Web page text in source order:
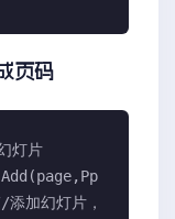
页码
灯片
加幻灯片，